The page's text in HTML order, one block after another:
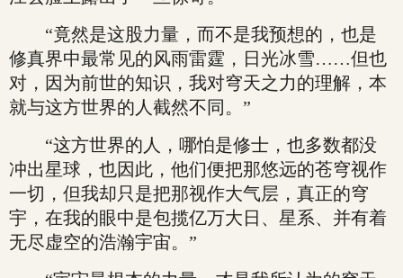
“竟然是这股力量，而不是我预想的，也是
修真界中最常见的风雨雷霆，日光冰雪……但也
对，因为前世的知识，我对穹天之力的理解，本
就与这方世界的人截然不同。”
“这方世界的人，哪怕是修士，也多数都没
冲出星球，也因此，他们便把那悠远的苍穹视作
一切，但我却只是把那视作大气层，真正的穹
宇，在我的眼中是包揽亿万大日、星系、并有着
无尽虚空的浩瀚宇宙。”